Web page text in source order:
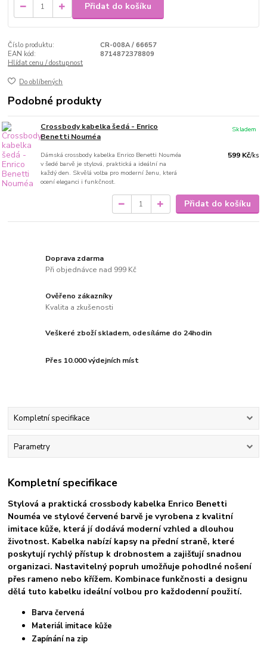
Přidat do košíku
Číslo produktu:
CR-008A / 66657
EAN kód:
8714872378809
Hlídat cenu / dostupnost
Do oblíbených
Podobné produkty
Crossbody kabelka šedá - Enrico
Benetti Nouméa
Dámská crossbody kabelka Enrico Benetti Nouméa
v šedé barvě je stylová, praktická a ideální na
každý den. Skvělá volba pro moderní ženu, která
ocení eleganci i funkčnost.
599 Kč/ks
Skladem
Přidat do košíku
Doprava zdarma
Při objednávce nad 999 Kč
Ověřeno zákazníky
Kvalita a zkušenosti
Veškeré zboží skladem, odesíláme do 24hodin
Přes 10.000 výdejních míst
Kompletní specifikace
Parametry
Kompletní specifikace
Stylová a praktická crossbody kabelka Enrico Benetti
Nouméa ve stylové červené barvě je vyrobena z kvalitní
imitace kůže, která jí dodává moderní vzhled a dlouhou
životnost. Kabelka nabízí kapsy na přední straně, které
poskytují rychlý přístup k drobnostem a zajišťují snadnou
organizaci. Nastavitelný popruh umožňuje pohodlné nošení
přes rameno nebo křížem. Kombinace funkčnosti a designu
dělá tuto kabelku ideální volbou pro každodenní použití.
Barva červená
Materiál imitace kůže
Zapínání na zip